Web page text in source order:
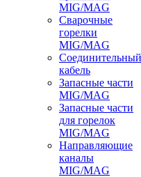
MIG/MAG
Сварочные
горелки
MIG/MAG
Соединительный
кабель
Запасные части
MIG/MAG
Запасные части
для горелок
MIG/MAG
Направляющие
каналы
MIG/MAG